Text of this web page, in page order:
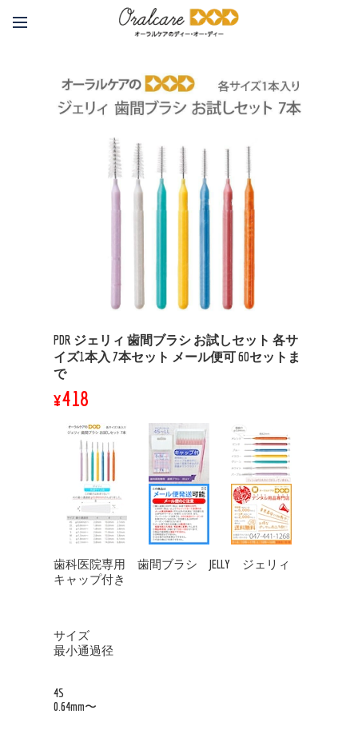
PDR ジェリィ 歯間ブラシ お試しセット 各サ
イズ1本入 7本セット メール便可 60セットま
で
¥418
歯科医院専用 歯間ブラシ JELLY ジェリィ
キャップ付き
サイズ
最小通過径
4S
0.64mm〜